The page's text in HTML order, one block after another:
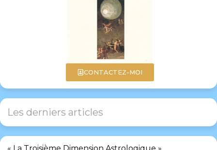
CONTACTEZ-MOI
Les derniers articles